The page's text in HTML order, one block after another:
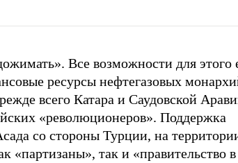
Все возможности для этого
ресурсы нефтегазовых
всего Катара и Саудовской
«революционеров». Поддержка
со стороны Турции, на
«партизаны», так и «правительство в